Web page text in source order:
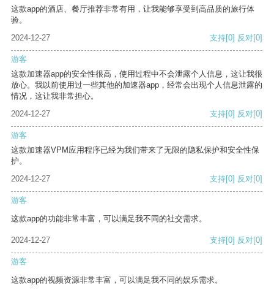
这款app的酒店、餐厅推荐非常有用，让我能够享受到高品质的旅行体
验。
2024-12-27
支持[0] 反对[0]
游客
这款加速器app的安全性很高，使用过程中不会泄露个人信息，这让我很
放心。我以前使用过一些其他的加速器app，经常会出现个人信息泄露的
情况，这让我非常担心。
2024-12-27
支持[0] 反对[0]
游客
这款加速器VPM应用程序已经为我们带来了无限的隐私保护和安全性保
护。
2024-12-27
支持[0] 反对[0]
游客
这款app的功能非常丰富，可以满足我不同的社交需求。
2024-12-27 支持[0] 反对[0]
游客
这款app的视频资源非常丰富，可以满足我不同的娱乐需求。